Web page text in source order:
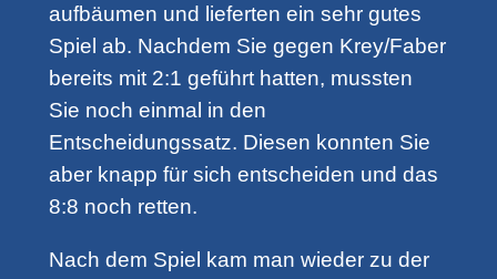
aufbäumen und lieferten ein sehr gutes
Spiel ab. Nachdem Sie gegen Krey/Faber
bereits mit 2:1 geführt hatten, mussten
Sie noch einmal in den
Entscheidungssatz. Diesen konnten Sie
aber knapp für sich entscheiden und das
8:8 noch retten.
Nach dem Spiel kam man wieder zu der